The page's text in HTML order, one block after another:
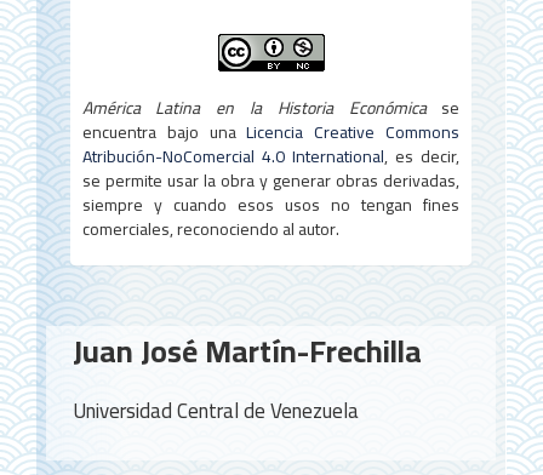
América Latina en la Historia Económicase
encuentra bajo unaLicencia Creative Commons
Atribución-NoComercial 4.0 International, es decir,
se permite usar la obra y generar obras derivadas,
siempre y cuando esos usos no tengan fines
comerciales, reconociendo al autor.
Contenido
principal
del
artículo
Juan José Martín-Frechilla
Universidad Central de Venezuela